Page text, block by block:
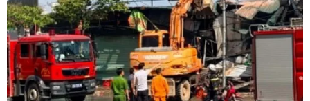
Động lực mới cho hợp tác thương
mại Việt Nam-Australia
08/08/2026 12:20